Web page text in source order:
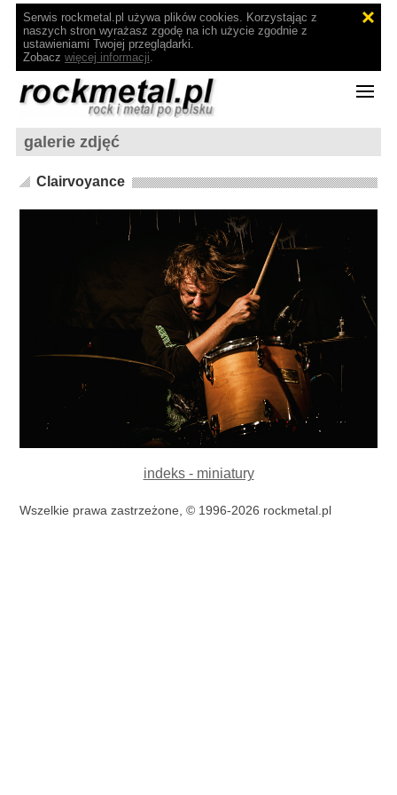
Serwis rockmetal.pl używa plików cookies. Korzystając z
naszych stron wyrażasz zgodę na ich użycie zgodnie z
ustawieniami Twojej przeglądarki.
Zobacz więcej informacji.
galerie zdjęć
Clairvoyance
indeks - miniatury
Wszelkie prawa zastrzeżone, © 1996-2026 rockmetal.pl